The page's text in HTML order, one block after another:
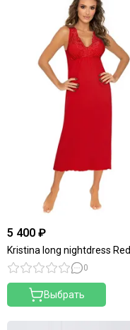
5 400 ₽
Kristina long nightdress Red
0
Выбрать